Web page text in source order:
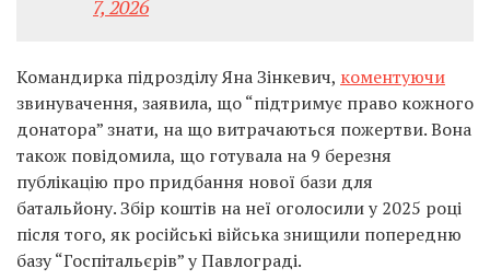
7, 2026
Командирка підрозділу Яна Зінкевич, коментуючи
звинувачення, заявила, що “підтримує право кожного
донатора” знати, на що витрачаються пожертви. Вона
також повідомила, що готувала на 9 березня
публікацію про придбання нової бази для
батальйону. Збір коштів на неї оголосили у 2025 році
після того, як російські війська знищили попередню
базу “Госпітальєрів” у Павлограді.